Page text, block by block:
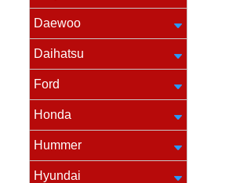
Daewoo
Daihatsu
Ford
Honda
Hummer
Hyundai